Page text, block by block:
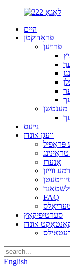
היים
פּראָדוקטן
פרויען
מענטשן
נייַעס
וועגן אונדז
פּראָפיל
אַנערז
ווייַזן
FAQ
סערטיפיקאַץ
אונדז
English